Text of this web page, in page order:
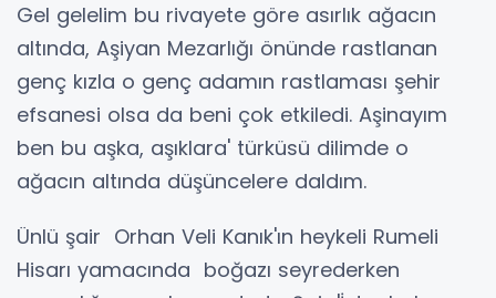
Gel gelelim bu rivayete göre asırlık ağacın
altında, Aşiyan Mezarlığı önünde rastlanan
genç kızla o genç adamın rastlaması şehir
efsanesi olsa da beni çok etkiledi. Aşinayım
ben bu aşka, aşıklara' türküsü dilimde o
ağacın altında düşüncelere daldım.
Ünlü şair Orhan Veli Kanık'ın heykeli Rumeli
Hisarı yamacında boğazı seyrederken